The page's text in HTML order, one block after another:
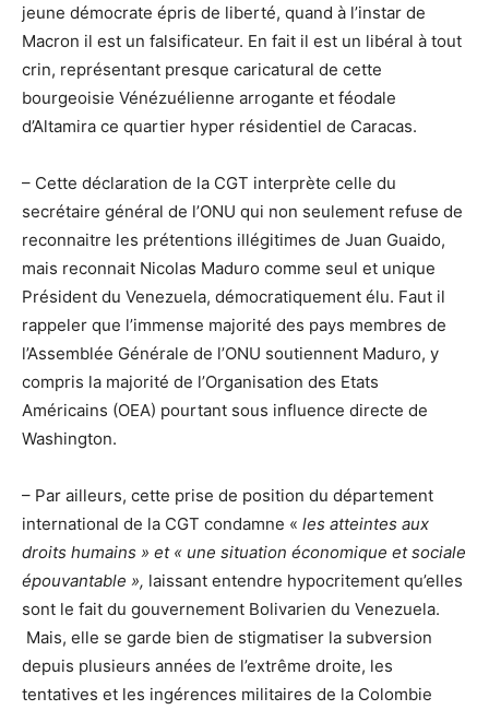
jeune démocrate épris de liberté, quand à l’instar de
Macron il est un falsificateur. En fait il est un libéral à tout
crin, représentant presque caricatural de cette
bourgeoisie Vénézuélienne arrogante et féodale
d’Altamira ce quartier hyper résidentiel de Caracas.
– Cette déclaration de la CGT interprète celle du
secrétaire général de l’ONU qui non seulement refuse de
reconnaitre les prétentions illégitimes de Juan Guaido,
mais reconnait Nicolas Maduro comme seul et unique
Président du Venezuela, démocratiquement élu. Faut il
rappeler que l’immense majorité des pays membres de
l’Assemblée Générale de l’ONU soutiennent Maduro, y
compris la majorité de l’Organisation des Etats
Américains (OEA) pourtant sous influence directe de
Washington.
– Par ailleurs, cette prise de position du département
international de la CGT condamne « les atteintes aux
droits humains » et « une situation économique et sociale
épouvantable », laissant entendre hypocritement qu’elles
sont le fait du gouvernement Bolivarien du Venezuela.
Mais, elle se garde bien de stigmatiser la subversion
depuis plusieurs années de l’extrême droite, les
tentatives et les ingérences militaires de la Colombie